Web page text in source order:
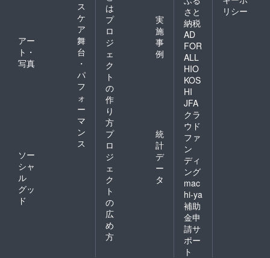
ス
ケ
ア
アー
ト・
写真
舞
台
・
パ
フ
ォ
ー
マ
ン
ス
ソー
シャ
ル
グッ
ド
は
プ
ロ
ジ
ェ
ク
ト
の
作
り
方
実
施
事
例
プ
ロ
ジ
ェ
ク
ト
の
広
め
方
統
計
デ
ー
タ
さと
納税
AD
FOR
ALL
HIO
KOS
HI
JFA
クラ
ウド
ファ
ン
ディ
ング
mac
hi-ya
補助
金申
請サ
ポー
ト
リシー